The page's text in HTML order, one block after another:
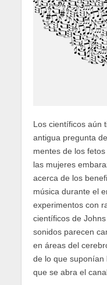
Los científicos aún
antigua pregunta
mentes de los
las mujeres
acerca de los
música durante el
experimentos con
científicos de
sonidos parecen
en áreas del
de lo que suponían
que se abra el